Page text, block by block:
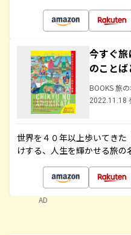
今すぐ
のことば
BOOKS 旅
2022.11.18
世界を４０年以上歩いてき
けする、人生を輝かせる旅の
AD